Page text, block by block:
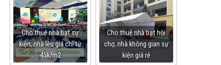
Cho thuê nhà bạt sự
kiện, nhà lều giá chỉ từ
45k/m2
Cho thuê nhà bạt hội
chợ, nhà không gian sự
kiện giá rẻ